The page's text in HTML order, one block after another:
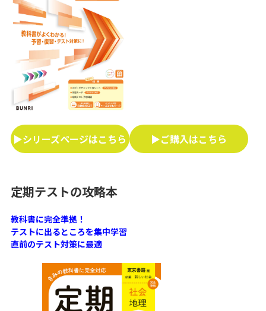
▶シリーズページはこちら ▶ご購入はこちら
定期テストの攻略本
教科書に完全準拠！
テストに出るところを集中学習
直前のテスト対策に最適